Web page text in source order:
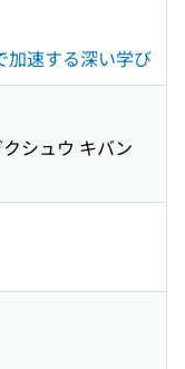
速する深い学び
シュウ キバン